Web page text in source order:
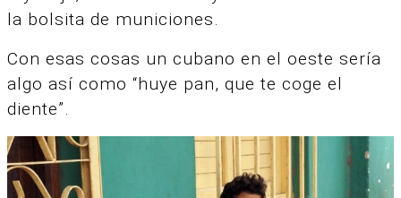
la bolsita de municiones.
Con esas cosas un cubano en el oeste sería
algo así como “huye pan, que te coge el
diente”.